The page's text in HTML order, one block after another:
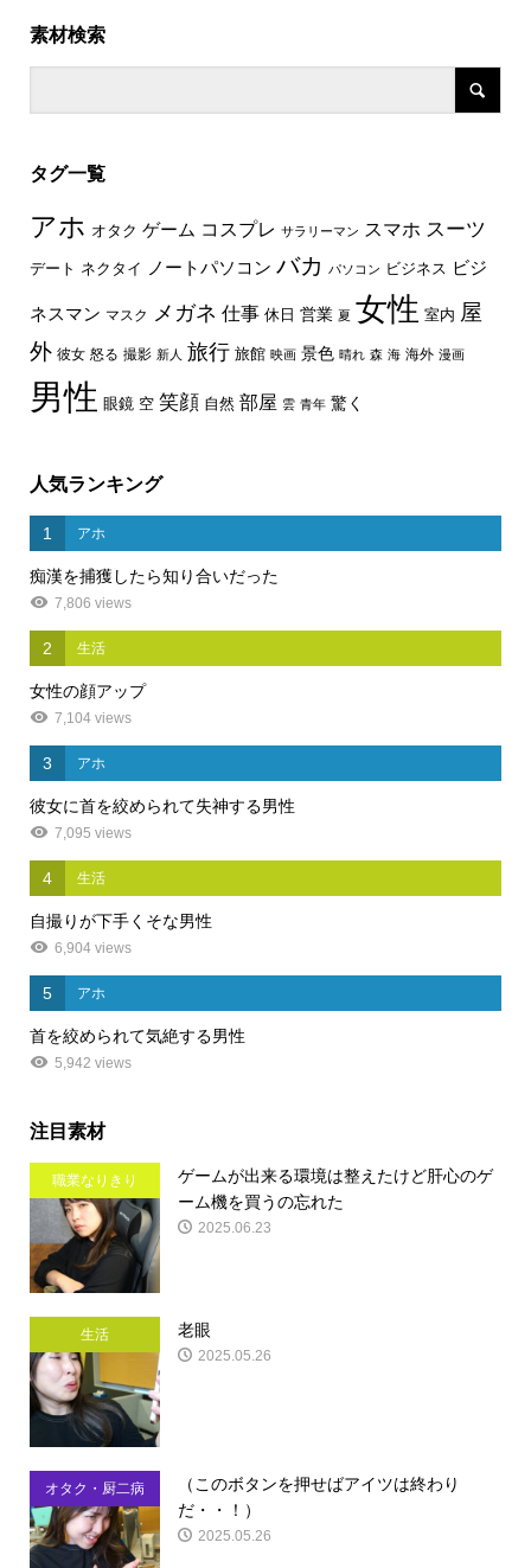
素材検索
タグ一覧
アホ オタク ゲーム コスプレ サラリーマン スマホ スーツ
デート ネクタイ ノートパソコン バカ パソコン ビジネス ビジ
ネスマン マスク メガネ 仕事 休日 営業 夏 女性 室内 屋
外 彼女 怒る 撮影 新人 旅行 旅館 映画 景色 晴れ 森 海 海外 漫画
男性 眼鏡 空 笑顔 自然 部屋 雲 青年 驚く
人気ランキング
1 アホ
痴漢を捕獲したら知り合いだった
7,806 views
2 生活
女性の顔アップ
7,104 views
3 アホ
彼女に首を絞められて失神する男性
7,095 views
4 生活
自撮りが下手くそな男性
6,904 views
5 アホ
首を絞められて気絶する男性
5,942 views
注目素材
職業なりきり
ゲームが出来る環境は整えたけど肝心のゲ
ーム機を買うの忘れた
2025.06.23
生活 老眼
2025.05.26
オタク・厨二病
（このボタンを押せばアイツは終わり
だ・・！）
2025.05.26